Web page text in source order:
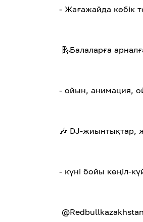
- Жағажайда көбік
🛝Балаларға
- ойын, анимация,
🎶 DJ-жиынтықтар,
- күні бойы көңіл-